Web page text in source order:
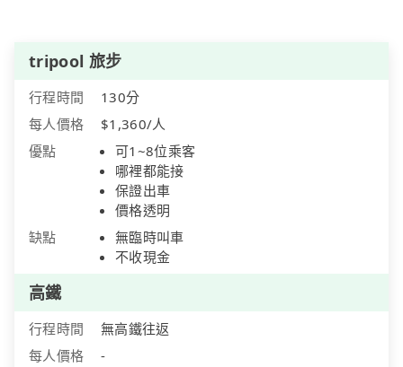
tripool 旅步
行程時間
130分
每人價格
$1,360/人
優點
可1~8位乘客
哪裡都能接
保證出車
價格透明
缺點
無臨時叫車
不收現金
高鐵
行程時間
無高鐵往返
每人價格
-